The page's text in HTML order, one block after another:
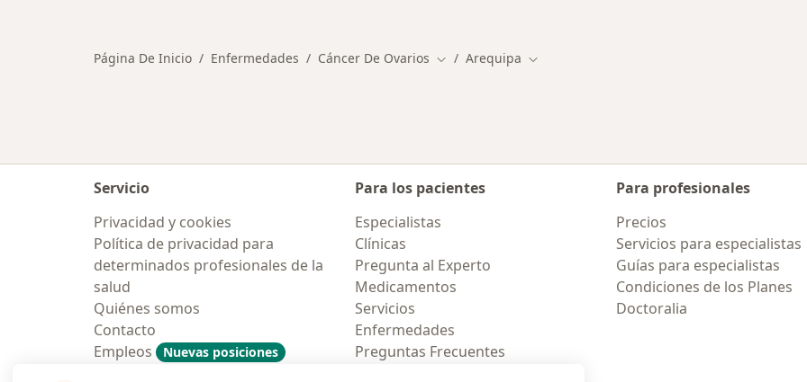
Página De Inicio Enfermedades Cáncer De Ovarios Cambiar de ciudad
Arequipa Cambiar de ciudad
Servicio
Privacidad y cookies
Política de privacidad para
determinados profesionales de la
salud
Quiénes somos
Contacto
Empleos
Nuevas posiciones
Para los pacientes
Especialistas
Clínicas
Pregunta al Experto
Medicamentos
Servicios
Enfermedades
Preguntas Frecuentes
Para profesionales
Precios
Servicios para especialistas
Guías para especialistas
Condiciones de los Planes
Doctoralia